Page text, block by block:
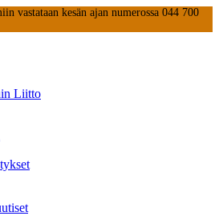
vastataan kesän ajan numerossa 044 700